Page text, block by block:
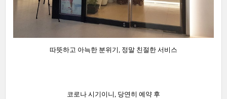
따뜻하고 아늑한 분위기, 정말 친절한 서비스
코로나 시기이니, 당연히 예약 후